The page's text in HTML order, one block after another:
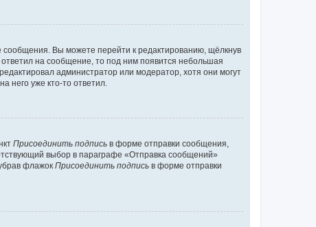
сообщения. Вы можете перейти к редактированию, щёлкнув
на сообщение, то под ним появится небольшая
администратор или модератор, хотя они могут
него уже кто-то ответил.
Присоединить подпись в форме отправки сообщения,
выбор в параграфе «Отправка сообщений»
флажок Присоединить подпись в форме отправки